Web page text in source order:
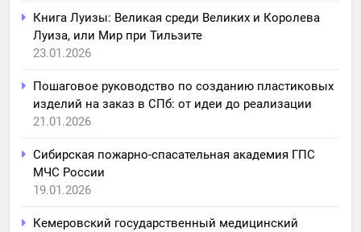
Книга Луизы: Великая среди Великих и Королева
Луиза, или Мир при Тильзите
23.01.2026
Пошаговое руководство по созданию пластиковых
изделий на заказ в СПб: от идеи до реализации
21.01.2026
Сибирская пожарно-спасательная академия ГПС
МЧС России
19.01.2026
Кемеровский государственный медицинский